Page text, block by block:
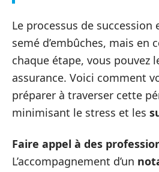
Le processus de succession
semé d’embûches, mais en
chaque étape, vous pouvez
assurance. Voici comment
préparer à traverser cette
minimisant le stress et les
Faire appel à des
L’accompagnement d’un